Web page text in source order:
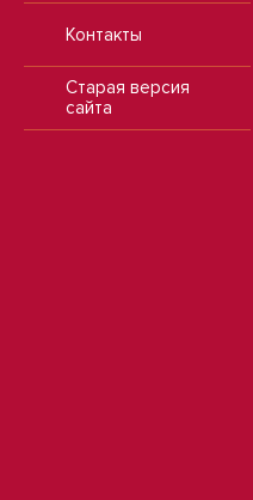
Контакты
Старая версия
сайта